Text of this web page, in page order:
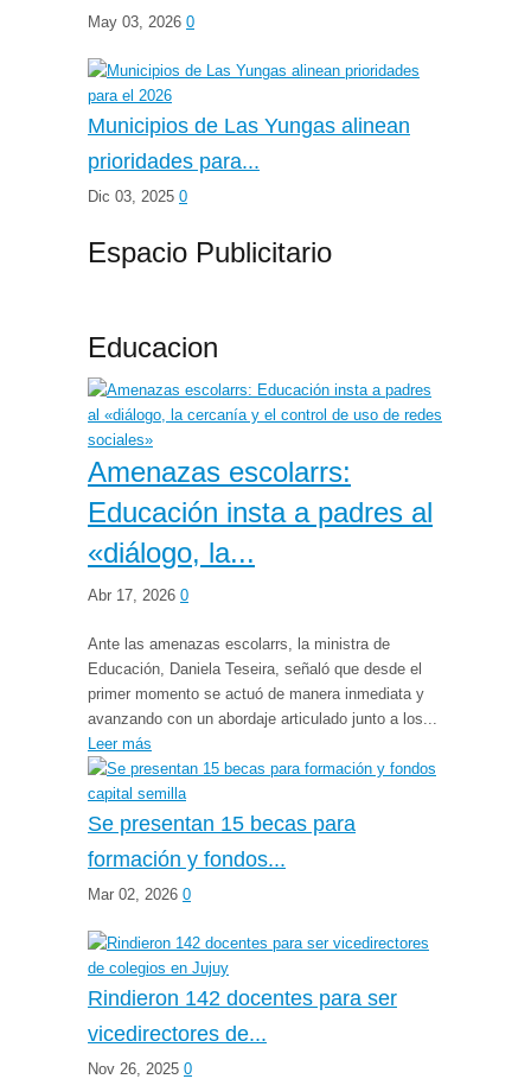
May 03, 2026 0
Municipios de Las Yungas alinean
prioridades para...
Dic 03, 2025 0
Espacio Publicitario
Educacion
Amenazas escolarrs:
Educación insta a padres al
«diálogo, la...
Abr 17, 2026 0
Ante las amenazas escolarrs, la ministra de
Educación, Daniela Teseira, señaló que desde el
primer momento se actuó de manera inmediata y
avanzando con un abordaje articulado junto a los...
Leer más
Se presentan 15 becas para
formación y fondos...
Mar 02, 2026 0
Rindieron 142 docentes para ser
vicedirectores de...
Nov 26, 2025 0